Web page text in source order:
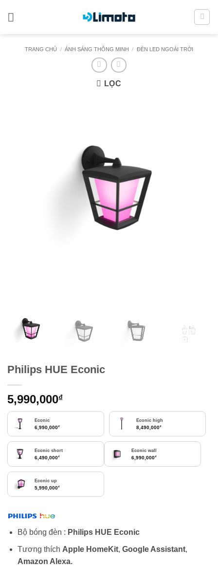
TRANG CHỦ / ÁNH SÁNG THÔNG MINH / ĐÈN LED NGOÀI TRỜI
LỌC
Philips HUE Econic
5,990,000₫
Econic
6,990,000₫
Econic high
8,490,000₫
Econic short
6,490,000₫
Econic wall
6,990,000₫
Econic up
5,990,000₫
Bộ bóng đèn : Philips HUE Econic
Tương thích Apple HomeKit, Google Assistant,
Amazon Alexa.